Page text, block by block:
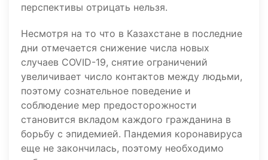
перспективы отрицать нельзя.
Несмотря на то что в Казахстане в последние
дни отмечается снижение числа новых
случаев COVID-19, снятие ограничений
увеличивает число контактов между людьми,
поэтому сознательное поведение и
соблюдение мер предосторожности
становится вкладом каждого гражданина в
борьбу с эпидемией. Пандемия коронавируса
еще не закончилась, поэтому необходимо